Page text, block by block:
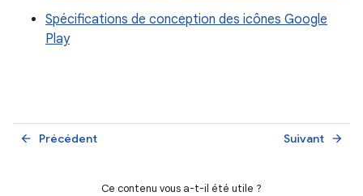
Spécifications de conception des icônes Google
Play
Précédent
arrow_back Suivant arrow_forward
Ce contenu vous a-t-il été utile ?